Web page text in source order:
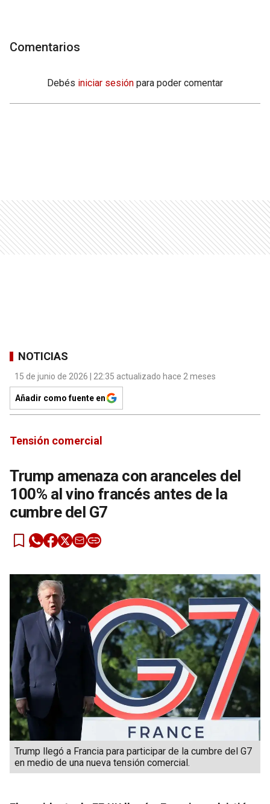
Comentarios
Debés iniciar sesión para poder comentar
NOTICIAS
15 de junio de 2026 | 22:35 actualizado hace 2 meses
Añadir como fuente en
Tensión comercial
Trump amenaza con aranceles del
100% al vino francés antes de la
cumbre del G7
Trump llegó a Francia para participar de la cumbre del G7
en medio de una nueva tensión comercial.